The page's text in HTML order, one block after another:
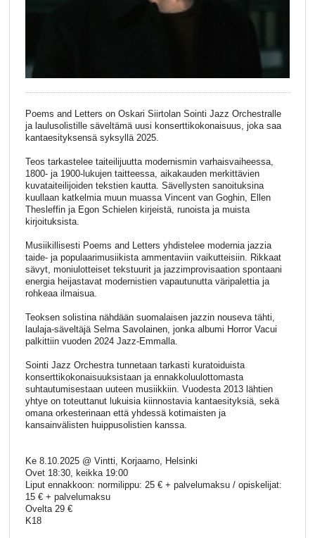
Poems and Letters on Oskari Siirtolan Sointi Jazz Orchestralle
ja laulusolistille säveltämä uusi konserttikokonaisuus, joka saa
kantaesityksensä syksyllä 2025.
Teos tarkastelee taiteilijuutta modernismin varhaisvaiheessa,
1800- ja 1900-lukujen taitteessa, aikakauden merkittävien
kuvataiteilijoiden tekstien kautta. Sävellysten sanoituksina
kuullaan katkelmia muun muassa Vincent van Goghin, Ellen
Thesleffin ja Egon Schielen kirjeistä, runoista ja muista
kirjoituksista.
Musiikillisesti Poems and Letters yhdistelee modernia jazzia
taide- ja populaarimusiikista ammentaviin vaikutteisiin. Rikkaat
sävyt, moniulotteiset tekstuurit ja jazzimprovisaation spontaani
energia heijastavat modernistien vapautunutta väripalettia ja
rohkeaa ilmaisua.
Teoksen solistina nähdään suomalaisen jazzin nouseva tähti,
laulaja-säveltäjä Selma Savolainen, jonka albumi Horror Vacui
palkittiin vuoden 2024 Jazz-Emmalla.
Sointi Jazz Orchestra tunnetaan tarkasti kuratoiduista
konserttikokonaisuuksistaan ja ennakkoluulottomasta
suhtautumisestaan uuteen musiikkiin. Vuodesta 2013 lähtien
yhtye on toteuttanut lukuisia kiinnostavia kantaesityksiä, sekä
omana orkesterinaan että yhdessä kotimaisten ja
kansainvälisten huippusolistien kanssa.
Ke 8.10.2025 @ Vintti, Korjaamo, Helsinki
Ovet 18:30, keikka 19:00
Liput ennakkoon: normilippu: 25 € + palvelumaksu / opiskelijat:
15 € + palvelumaksu
Ovelta 29 €
K18